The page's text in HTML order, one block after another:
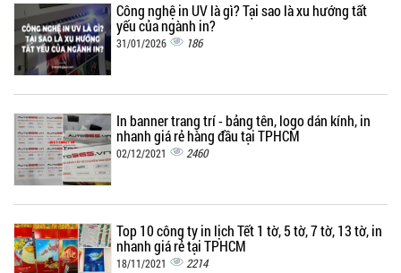
Công nghệ in UV là gì? Tại sao là xu hướng tất
yếu của ngành in?
31/01/2026 186
In banner trang trí - bảng tên, logo dán kính, in
nhanh giá rẻ hàng đầu tại TPHCM
02/12/2021 2460
Top 10 công ty in lịch Tết 1 tờ, 5 tờ, 7 tờ, 13 tờ, in
nhanh giá rẻ tại TPHCM
18/11/2021 2214